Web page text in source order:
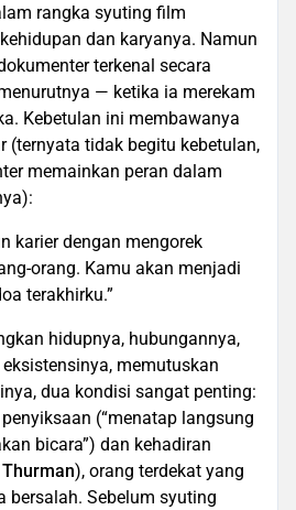
rangka syuting film
dan karyanya. Namun
terkenal secara
— ketika ia merekam
Kebetulan ini membawanya
(ternyata tidak begitu kebetulan,
memainkan peran dalam
karier dengan mengorek
orang. Kamu akan menjadi
terakhirku.”
hidupnya, hubungannya,
memutuskan
dua kondisi sangat penting:
(“menatap langsung
bicara”) dan kehadiran
Thurman), orang terdekat yang
bersalah. Sebelum syuting